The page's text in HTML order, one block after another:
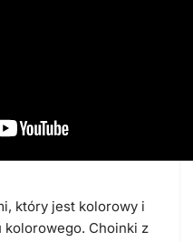
który jest kolorowy i
kolorowego. Choinki z